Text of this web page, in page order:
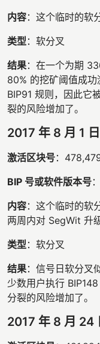
内容：这个临时的软
类型：软分叉
结果：在一个为期
80% 的挖矿阈值成
BIP91 规则，因此它
裂的风险增加了。
2017 年 8 月 1
激活区块号：
BIP 号或软件版本号：
内容：这个临时的软
两周内对 SegWit 升
类型：软分叉
结果：信号日软分叉
少数用户执行
分裂的风险增加了。
2017 年 8 月 24